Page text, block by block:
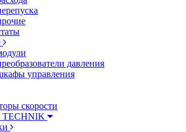
давления
управления
скорости
TECHNIK